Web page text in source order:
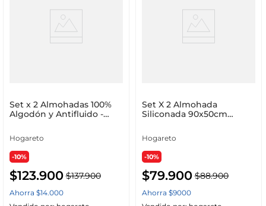
Set x 2 Almohadas 100%
Algodón y Antifluido -
Ganso
Hogareto
-10%
$123.900 $137.900
Ahorra $14.000
Set X 2 Almohada
Siliconada 90x50cm
Hogareto
-10%
$79.900 $88.900
Ahorra $9000